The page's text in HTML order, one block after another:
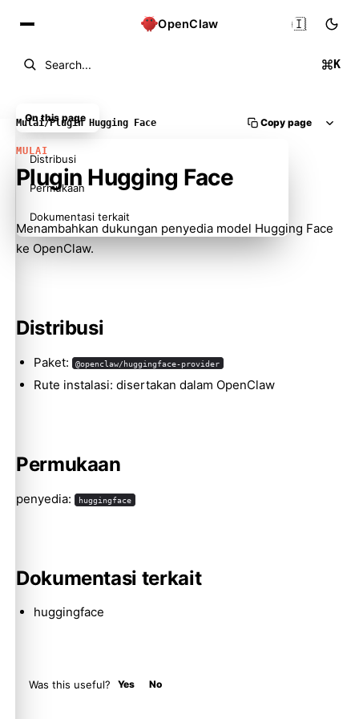
OpenClaw
Search... K
🇮🇩
Mulai/Plugin Hugging Face Copy page
MULAI
Plugin Hugging Face
Menambahkan dukungan penyedia model Hugging Face
ke OpenClaw.
Distribusi
Paket: @openclaw/huggingface-provider
Rute instalasi: disertakan dalam OpenClaw
Permukaan
penyedia: huggingface
Dokumentasi terkait
huggingface
Was this useful? Yes No
On this page
Distribusi
Permukaan
Dokumentasi terkait